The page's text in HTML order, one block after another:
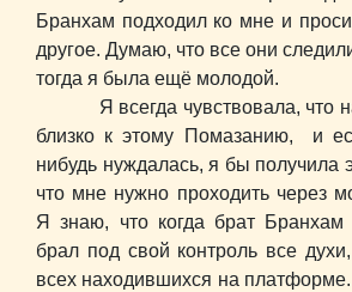
Бранхам подходил ко мне и
другое. Думаю, что все они
тогда я была ещё молодой.
Я всегда чувствовала, что
близко к этому Помазанию, и
нибудь нуждалась, я бы получила
что мне нужно проходить через
Я знаю, что когда брат Бранхам
брал под свой контроль все
всех находившихся на